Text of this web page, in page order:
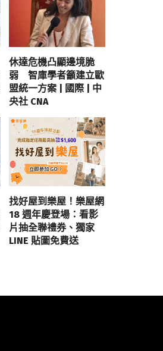
休達危機凸顯邊境脆
弱 智庫學者籲建立歐
盟統一方案 | 國際 | 中
央社 CNA
找好屋到樂屋！樂屋網
18 週年慶登場：看影
片抽全聯禮券、獨家
LINE 貼圖免費送